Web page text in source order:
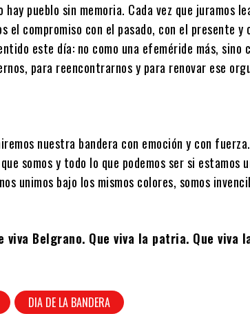
hay pueblo sin memoria. Cada vez que juramos
el compromiso con el pasado, con el presente y
este día: no como una efeméride más, sino
para reencontrarnos y para renovar ese
nuestra bandera con emoción y con
somos y todo lo que podemos ser si estamos
unimos bajo los mismos colores, somos
viva Belgrano. Que viva la patria. Que viva
DIA DE LA BANDERA